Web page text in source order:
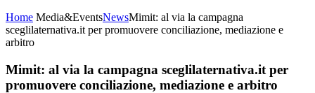
Home Media&EventsNewsMimit: al via la campagna
sceglilaternativa.it per promuovere conciliazione, mediazione e
arbitro
Mimit: al via la campagna sceglilaternativa.it per
promuovere conciliazione, mediazione e arbitro